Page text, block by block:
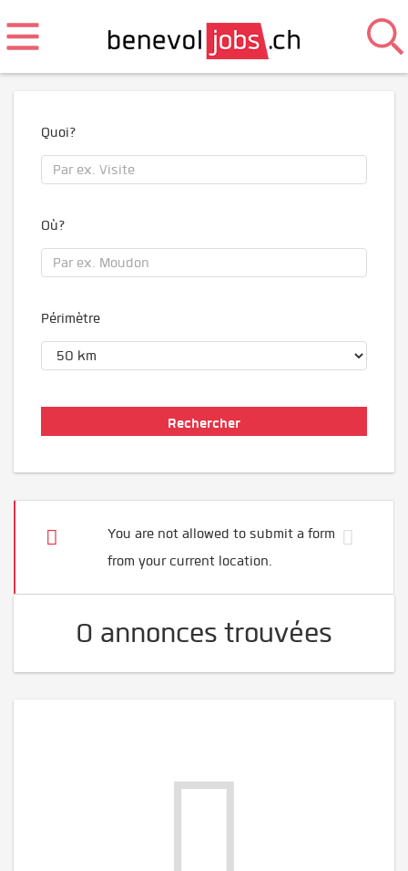
Quoi?
Où?
Périmètre
You are not allowed to submit a form
from your current location.
0 annonces trouvées